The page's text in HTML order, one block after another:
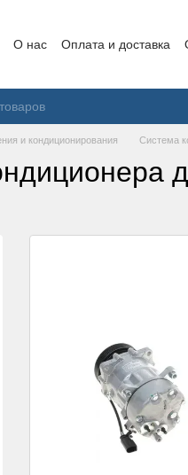
О нас Оплата и доставка
и кондиционирования Система